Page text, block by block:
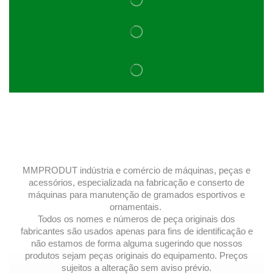
MMPRODUT indústria e comércio de máquinas, peças e
acessórios, especializada na fabricação e conserto de
máquinas para manutenção de gramados esportivos e
ornamentais.
Todos os nomes e números de peça originais dos
fabricantes são usados ​​apenas para fins de identificação e
não estamos de forma alguma sugerindo que nossos
produtos sejam peças originais do equipamento. Preços
sujeitos a alteração sem aviso prévio.